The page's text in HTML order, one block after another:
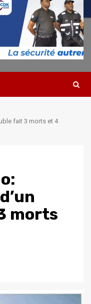
fait 3 morts et 4
morts